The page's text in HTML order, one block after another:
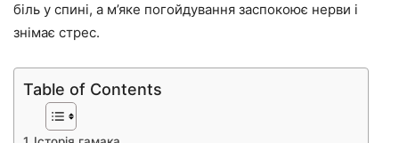
біль у спині, а м’яке погойдування заспокоює нерви і
знімає стрес.
Table of Contents